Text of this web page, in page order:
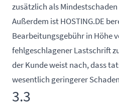
zusätzlich als
Außerdem ist HOSTING.DE
Bearbeitungsgebühr in Höhe
fehlgeschlagener Lastschrift
der Kunde weist nach, dass
wesentlich geringerer
3.3